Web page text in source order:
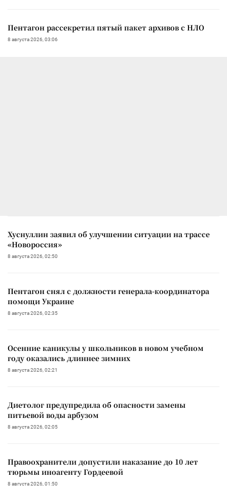
Пентагон рассекретил пятый пакет архивов с НЛО
8 августа 2026, 03:06
Хуснуллин заявил об улучшении ситуации на трассе
«Новороссия»
8 августа 2026, 02:50
Пентагон снял с должности генерала-координатора
помощи Украине
8 августа 2026, 02:35
Осенние каникулы у школьников в новом учебном
году оказались длиннее зимних
8 августа 2026, 02:21
Диетолог предупредила об опасности замены
питьевой воды арбузом
8 августа 2026, 02:05
Правоохранители допустили наказание до 10 лет
тюрьмы иноагенту Гордеевой
8 августа 2026, 01:50